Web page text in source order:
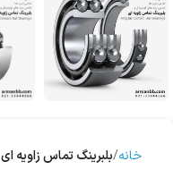
خانه بلبرینگ تماس زاویه ای